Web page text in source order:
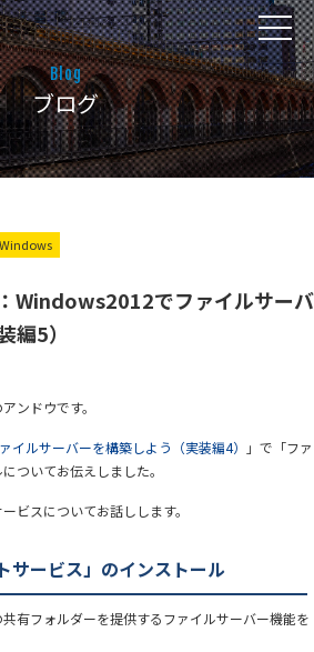
Blog
ブログ
Windows
Windows2012でファイルサーバ
編5）
ンドウです。
イルサーバーを構築しよう（実装編4）
」で「ファ
ついてお伝えしました。
ビスについてお話しします。
サービス」のインストール
有フォルダーを提供するファイルサーバー機能を